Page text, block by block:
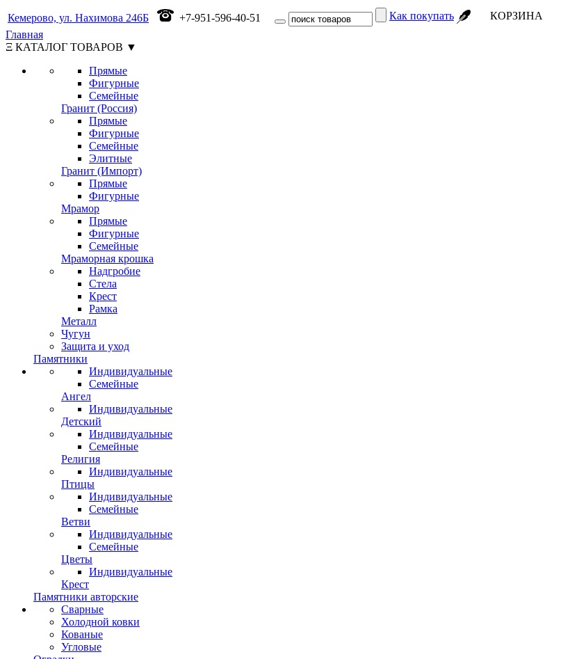
Кемерово, ул. Нахимова 246Б +7-951-596-40-51 Как покупать
КОРЗИНА
Главная
Ξ КАТАЛОГ ТОВАРОВ ▼
Прямые
Фигурные
Семейные
Гранит (Россия)
Прямые
Фигурные
Семейные
Элитные
Гранит (Импорт)
Прямые
Фигурные
Мрамор
Прямые
Фигурные
Семейные
Мраморная крошка
Надгробие
Стела
Крест
Рамка
Металл
Чугун
Защита и уход
Памятники
Индивидуальные
Семейные
Ангел
Индивидуальные
Детский
Индивидуальные
Семейные
Религия
Индивидуальные
Птицы
Индивидуальные
Семейные
Ветви
Индивидуальные
Семейные
Цветы
Индивидуальные
Крест
Памятники авторские
Сварные
Холодной ковки
Кованые
Угловые